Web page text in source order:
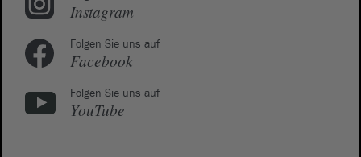
Instagram
Folgen Sie uns auf
Facebook
Folgen Sie uns auf
YouTube